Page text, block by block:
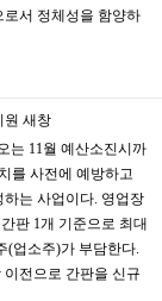
로서 정체성을 함양하
원 새창
는 11월 예산소진시까
를 사전에 예방하고
는 사업이다. 영업장
판 1개 기준으로 최대
(업소주)가 부담한다.
이전으로 간판을 신규